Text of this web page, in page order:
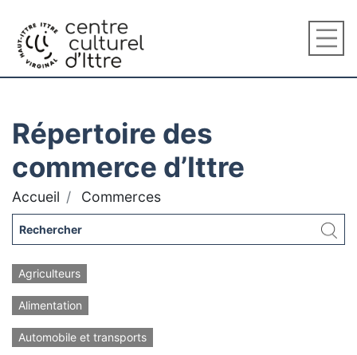
Répertoire des
commerce d’Ittre
Accueil Commerces
Agriculteurs
Alimentation
Automobile et transports